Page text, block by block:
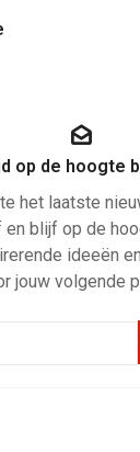
op de hoogte
het laatste
blijf op de
ideeën
jouw volgende